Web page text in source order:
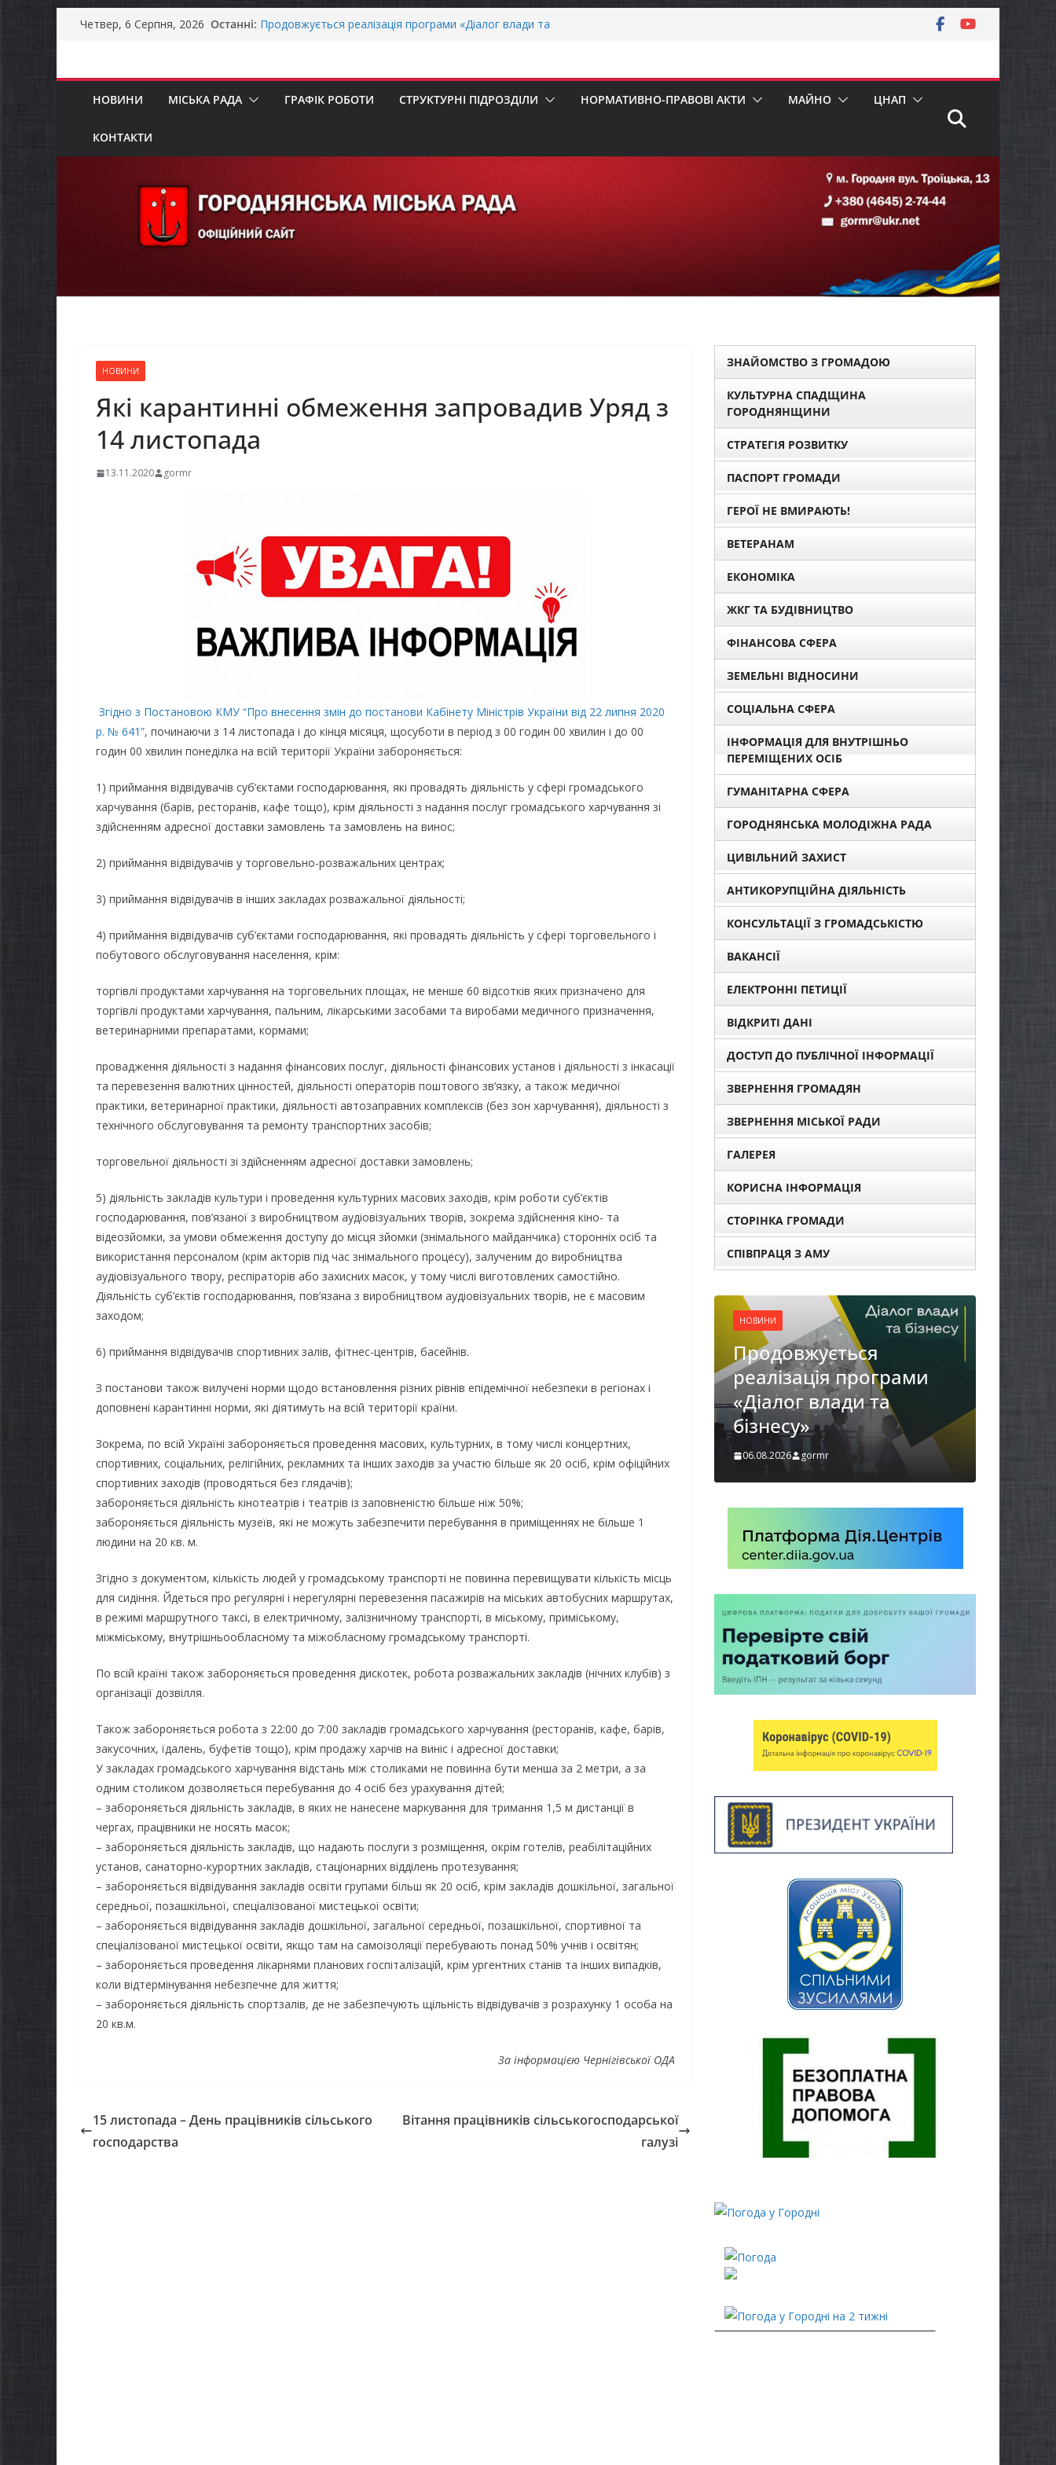
Перейти
Четвер, 6 Серпня, 2026 Останні: Продовжується реалізація програми «Діалог влади та
Відбулась 45-та сесія Городнянської міської ради
НОВИНИ МІСЬКА РАДА ГРАФІК РОБОТИ СТРУКТУРНІ ПІДРОЗДІЛИ НОРМАТИВНО-ПРАВОВІ АКТИ МАЙНО ЦНАП
КОНТАКТИ
НОВИНИ
Які карантинні обмеження запровадив Уряд з
14 листопада
13.11.2020 gormr
Згідно з Постановою КМУ “Про внесення змін до постанови Кабінету Міністрів України від 22 липня 2020
р. № 641”, починаючи з 14 листопада і до кінця місяця, щосуботи в період з 00 годин 00 хвилин і до 00
годин 00 хвилин понеділка на всій території України забороняється:
1) приймання відвідувачів суб’єктами господарювання, які провадять діяльність у сфері громадського
харчування (барів, ресторанів, кафе тощо), крім діяльності з надання послуг громадського харчування зі
здійсненням адресної доставки замовлень та замовлень на винос;
2) приймання відвідувачів у торговельно-розважальних центрах;
3) приймання відвідувачів в інших закладах розважальної діяльності;
4) приймання відвідувачів суб’єктами господарювання, які провадять діяльність у сфері торговельного і
побутового обслуговування населення, крім:
торгівлі продуктами харчування на торговельних площах, не менше 60 відсотків яких призначено для
торгівлі продуктами харчування, пальним, лікарськими засобами та виробами медичного призначення,
ветеринарними препаратами, кормами;
провадження діяльності з надання фінансових послуг, діяльності фінансових установ і діяльності з інкасації
та перевезення валютних цінностей, діяльності операторів поштового зв’язку, а також медичної
практики, ветеринарної практики, діяльності автозаправних комплексів (без зон харчування), діяльності з
технічного обслуговування та ремонту транспортних засобів;
торговельної діяльності зі здійсненням адресної доставки замовлень;
5) діяльність закладів культури і проведення культурних масових заходів, крім роботи суб’єктів
господарювання, пов’язаної з виробництвом аудіовізуальних творів, зокрема здійснення кіно- та
відеозйомки, за умови обмеження доступу до місця зйомки (знімального майданчика) сторонніх осіб та
використання персоналом (крім акторів під час знімального процесу), залученим до виробництва
аудіовізуального твору, респіраторів або захисних масок, у тому числі виготовлених самостійно.
Діяльність суб’єктів господарювання, пов’язана з виробництвом аудіовізуальних творів, не є масовим
заходом;
6) приймання відвідувачів спортивних залів, фітнес-центрів, басейнів.
З постанови також вилучені норми щодо встановлення різних рівнів епідемічної небезпеки в регіонах і
доповнені карантинні норми, які діятимуть на всій території країни.
Зокрема, по всій Україні забороняється проведення масових, культурних, в тому числі концертних,
спортивних, соціальних, релігійних, рекламних та інших заходів за участю більше як 20 осіб, крім офіційних
спортивних заходів (проводяться без глядачів);
забороняється діяльність кінотеатрів і театрів із заповненістю більше ніж 50%;
забороняється діяльність музеїв, які не можуть забезпечити перебування в приміщеннях не більше 1
людини на 20 кв. м.
Згідно з документом, кількість людей у громадському транспорті не повинна перевищувати кількість місць
для сидіння. Йдеться про регулярні і нерегулярні перевезення пасажирів на міських автобусних маршрутах,
в режимі маршрутного таксі, в електричному, залізничному транспорті, в міському, приміському,
міжміському, внутрішньообласному та міжобласному громадському транспорті.
По всій країні також забороняється проведення дискотек, робота розважальних закладів (нічних клубів) з
організації дозвілля.
Також забороняється робота з 22:00 до 7:00 закладів громадського харчування (ресторанів, кафе, барів,
закусочних, їдалень, буфетів тощо), крім продажу харчів на виніс і адресної доставки;
У закладах громадського харчування відстань між столиками не повинна бути менша за 2 метри, а за
одним столиком дозволяється перебування до 4 осіб без урахування дітей;
– забороняється діяльність закладів, в яких не нанесене маркування для тримання 1,5 м дистанції в
чергах, працівники не носять масок;
– забороняється діяльність закладів, що надають послуги з розміщення, окрім готелів, реабілітаційних
установ, санаторно-курортних закладів, стаціонарних відділень протезування;
– забороняється відвідування закладів освіти групами більш як 20 осіб, крім закладів дошкільної, загальної
середньої, позашкільної, спеціалізованої мистецької освіти;
– забороняється відвідування закладів дошкільної, загальної середньої, позашкільної, спортивної та
спеціалізованої мистецької освіти, якщо там на самоізоляції перебувають понад 50% учнів і освітян;
– забороняється проведення лікарнями планових госпіталізацій, крім ургентних станів та інших випадків,
коли відтермінування небезпечне для життя;
– забороняється діяльність спортзалів, де не забезпечують щільність відвідувачів з розрахунку 1 особа на
20 кв.м.
За інформацією Чернігівської ОДА
15 листопада – День працівників сільського
господарства
Вітання працівників сільськогосподарської
галузі
ЗНАЙОМСТВО З ГРОМАДОЮ
КУЛЬТУРНА СПАДЩИНА
ГОРОДНЯНЩИНИ
СТРАТЕГІЯ РОЗВИТКУ
ПАСПОРТ ГРОМАДИ
ГЕРОЇ НЕ ВМИРАЮТЬ!
ВЕТЕРАНАМ
ЕКОНОМІКА
ЖКГ ТА БУДІВНИЦТВО
ФІНАНСОВА СФЕРА
ЗЕМЕЛЬНІ ВІДНОСИНИ
СОЦІАЛЬНА СФЕРА
ІНФОРМАЦІЯ ДЛЯ ВНУТРІШНЬО
ПЕРЕМІЩЕНИХ ОСІБ
ГУМАНІТАРНА СФЕРА
ГОРОДНЯНСЬКА МОЛОДІЖНА РАДА
ЦИВІЛЬНИЙ ЗАХИСТ
АНТИКОРУПЦІЙНА ДІЯЛЬНІСТЬ
КОНСУЛЬТАЦІЇ З ГРОМАДСЬКІСТЮ
ВАКАНСІЇ
ЕЛЕКТРОННІ ПЕТИЦІЇ
ВІДКРИТІ ДАНІ
ДОСТУП ДО ПУБЛІЧНОЇ ІНФОРМАЦІЇ
ЗВЕРНЕННЯ ГРОМАДЯН
ЗВЕРНЕННЯ МІСЬКОЇ РАДИ
ГАЛЕРЕЯ
КОРИСНА ІНФОРМАЦІЯ
СТОРІНКА ГРОМАДИ
СПІВПРАЦЯ З АМУ
Оголошення про
прийом документів для
присудження Премії
Кабінету Міністрів
внесок у забезпечення
енергетичної стійкості
України
gormr
До уваги представників
бізнесу!
06.08.2026 gormr
реалізація програми
«Діалог влади та
06.08.2026 gormr
НОВИНИ
рада встановила 100-
відсоткові податкові
пільги для територій,
щодо яких прийнято
рішення про
обов’язкову евакуацію
населення
05.08.2026 gormr